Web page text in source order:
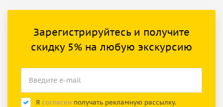
Зарегистрируйтесь и получите
скидку 5% на любую экскурсию
Я согласен получать рекламную рассылку.